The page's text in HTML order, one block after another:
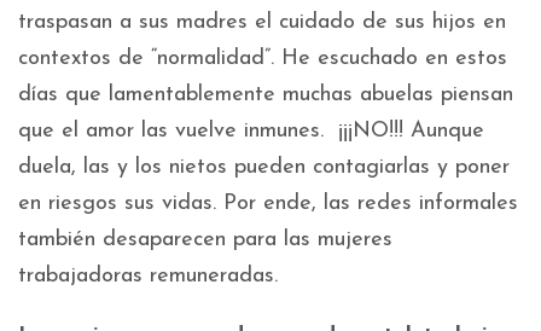
traspasan a sus madres el cuidado de sus hijos en
contextos de “normalidad”. He escuchado en estos
días que lamentablemente muchas abuelas piensan
que el amor las vuelve inmunes. ¡¡¡NO!!! Aunque
duela, las y los nietos pueden contagiarlas y poner
en riesgos sus vidas. Por ende, las redes informales
también desaparecen para las mujeres
trabajadoras remuneradas.